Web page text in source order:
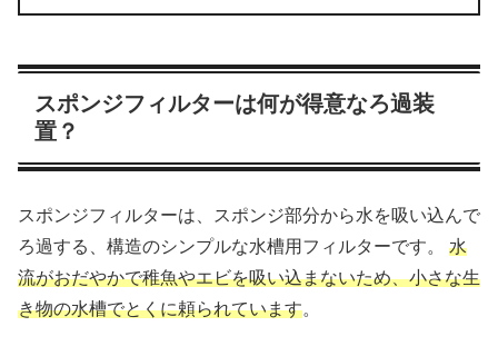
スポンジフィルターは何が得意なろ過装
置？
スポンジフィルターは、スポンジ部分から水を吸い込んで
ろ過する、構造のシンプルな水槽用フィルターです。 水
流がおだやかで稚魚やエビを吸い込まないため、小さな生
き物の水槽でとくに頼られています。